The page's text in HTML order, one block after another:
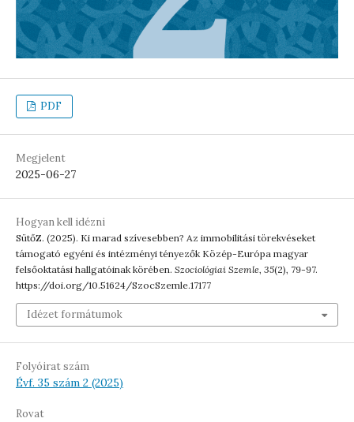
PDF
Megjelent
2025-06-27
Hogyan kell idézni
SütőZ. (2025). Ki marad szívesebben? Az immobilitási törekvéseket
támogató egyéni és intézményi tényezők Közép-Európa magyar
felsőoktatási hallgatóinak körében. Szociológiai Szemle, 35(2), 79-97.
https://doi.org/10.51624/SzocSzemle.17177
Idézet formátumok
Folyóirat szám
Évf. 35 szám 2 (2025)
Rovat